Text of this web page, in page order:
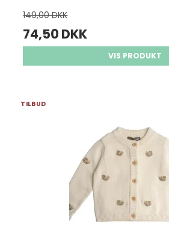
149,00 DKK
74,50 DKK
VIS PRODUKT
TILBUD